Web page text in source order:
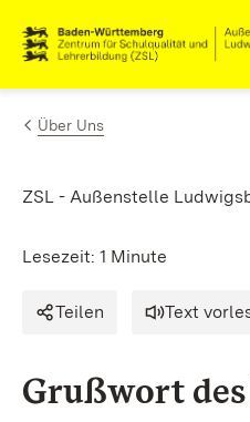
Zum Inhalt springen
Link zur Startseite
Über Uns
ZSL - Außenstelle
Lesezeit: 1 Minute
Teilen Text
Grußwort